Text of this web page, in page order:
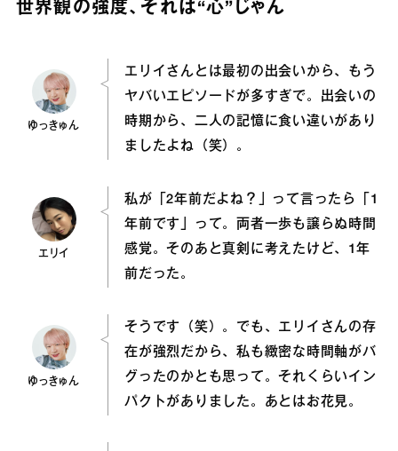
世界観の強度、それは“心”じゃん
ゆっきゅん
エリイさんとは最初の出会いから、もう
ヤバいエピソードが多すぎで。出会いの
時期から、二人の記憶に食い違いがあり
ましたよね（笑）。
エリイ
私が「2年前だよね？」って言ったら「1
年前です」って。両者一歩も譲らぬ時間
感覚。そのあと真剣に考えたけど、1年
前だった。
ゆっきゅん
そうです（笑）。でも、エリイさんの存
在が強烈だから、私も緻密な時間軸がバ
グったのかとも思って。それくらいイン
パクトがありました。あとはお花見。